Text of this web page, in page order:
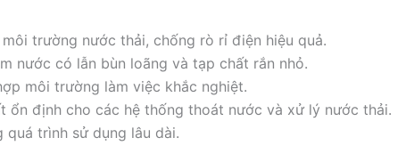
trường nước thải, chống rò rỉ điện hiệu quả.
nước có lẫn bùn loãng và tạp chất rắn nhỏ.
môi trường làm việc khắc nghiệt.
ổn định cho các hệ thống thoát nước và xử lý nước thải.
trình sử dụng lâu dài.